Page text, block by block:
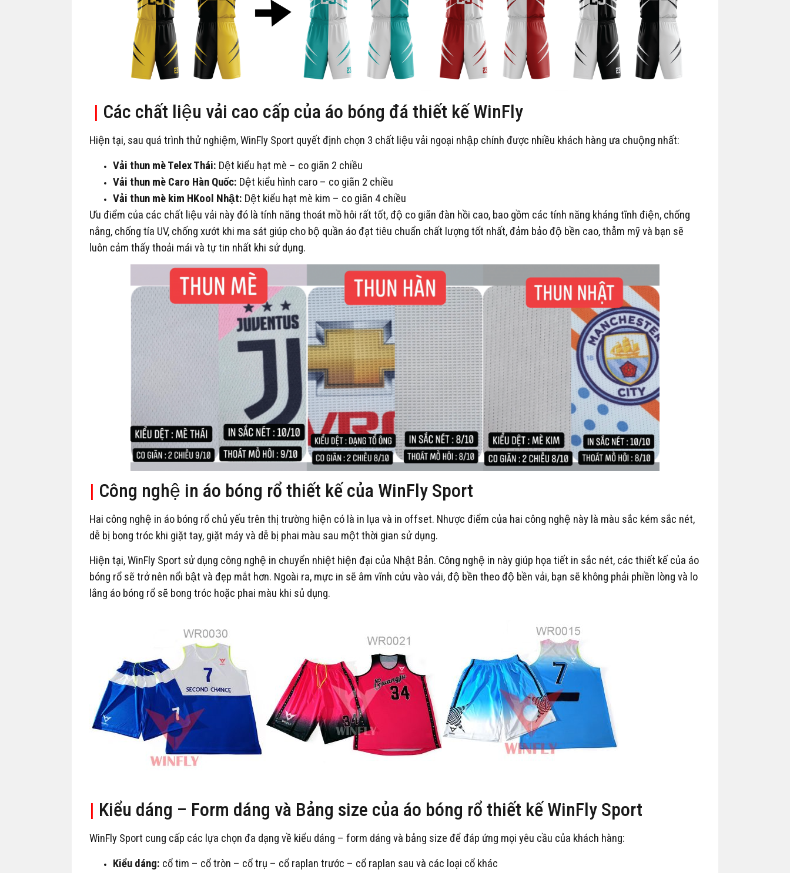
| Các chất liệu vải cao cấp của áo bóng đá thiết kế WinFly
Hiện tại, sau quá trình thử nghiệm, WinFly Sport quyết định chọn 3 chất liệu vải ngoại nhập chính được nhiều khách hàng ưa chuộng nhất:
Vải thun mè Telex Thái: Dệt kiểu hạt mè – co giãn 2 chiều
Vải thun mè Caro Hàn Quốc: Dệt kiểu hình caro – co giãn 2 chiều
Vải thun mè kim HKool Nhật: Dệt kiểu hạt mè kim – co giãn 4 chiều
Ưu điểm của các chất liệu vải này đó là tính năng thoát mồ hôi rất tốt, độ co giãn đàn hồi cao, bao gồm các tính năng kháng tĩnh điện, chống
nắng, chống tía UV, chống xướt khi ma sát giúp cho bộ quần áo đạt tiêu chuẩn chất lượng tốt nhất, đảm bảo độ bền cao, thẫm mỹ và bạn sẽ
luôn cảm thấy thoải mái và tự tin nhất khi sử dụng.
| Công nghệ in áo bóng rổ thiết kế của WinFly Sport
Hai công nghệ in áo bóng rổ chủ yếu trên thị trường hiện có là in lụa và in offset. Nhược điểm của hai công nghệ này là màu sắc kém sắc nét,
dễ bị bong tróc khi giặt tay, giặt máy và dễ bị phai màu sau một thời gian sử dụng.
Hiện tại, WinFly Sport sử dụng công nghệ in chuyển nhiệt hiện đại của Nhật Bản. Công nghệ in này giúp họa tiết in sắc nét, các thiết kế của áo
bóng rổ sẽ trở nên nổi bật và đẹp mắt hơn. Ngoài ra, mực in sẽ âm vĩnh cửu vào vải, độ bền theo độ bền vải, bạn sẽ không phải phiền lòng và lo
lắng áo bóng rổ sẽ bong tróc hoặc phai màu khi sủ dụng.
| Kiểu dáng – Form dáng và Bảng size của áo bóng rổ thiết kế WinFly Sport
WinFly Sport cung cấp các lựa chọn đa dạng về kiểu dáng – form dáng và bảng size để đáp ứng mọi yêu cầu của khách hàng:
Kiểu dáng: cổ tim – cổ tròn – cổ trụ – cổ raplan trước – cổ raplan sau và các loại cổ khác